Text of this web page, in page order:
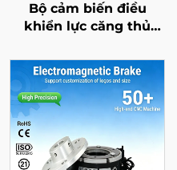
Bộ cảm biến điều
khiển lực căng thủ
tính cho các bộ phận
máy giấy